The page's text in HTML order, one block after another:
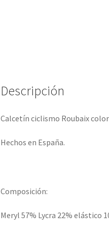
Descripción
Calcetín ciclismo Roubaix
Hechos en España.
Composición:
Meryl 57% Lycra 22% elástico